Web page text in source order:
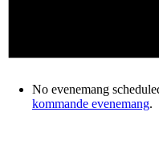
No evenemang
kommande evenemang.